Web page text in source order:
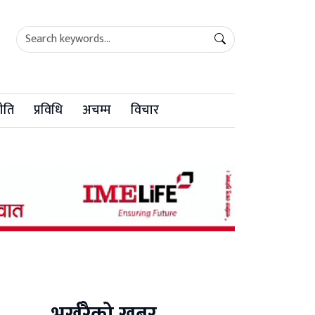
प्रविधि अचम्म विचार